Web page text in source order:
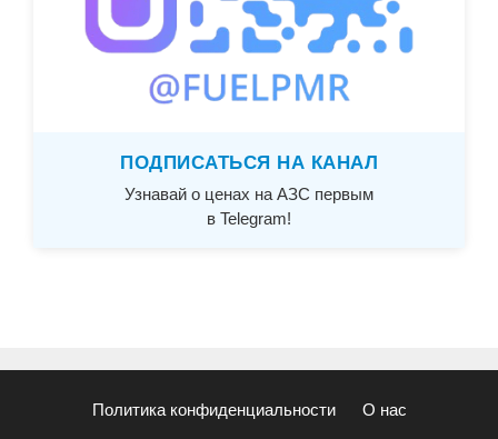
ПОДПИСАТЬСЯ НА КАНАЛ
Узнавай о ценах на АЗС первым
в Telegram!
Политика конфиденциальности О нас